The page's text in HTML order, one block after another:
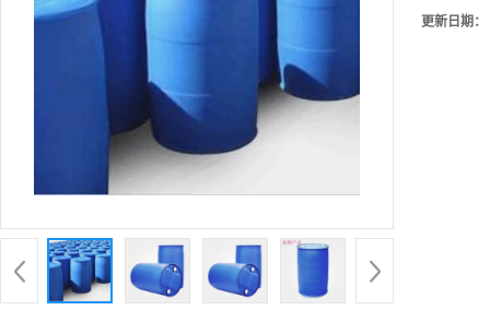
更新日期：